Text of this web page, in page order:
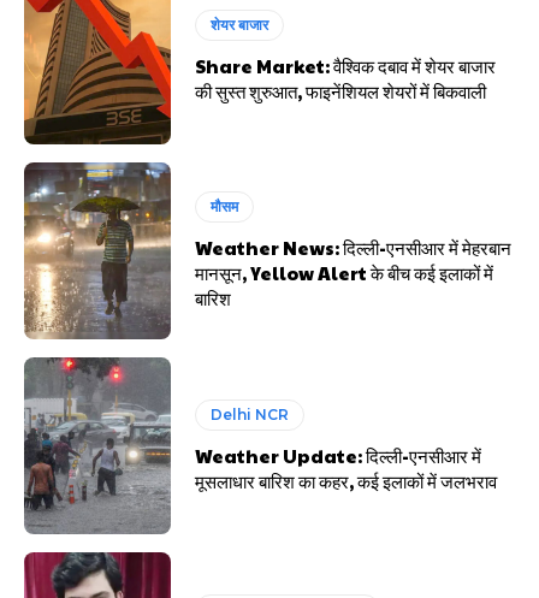
शेयर बाजार
Share Market: वैश्विक दबाव में शेयर बाजार
की सुस्त शुरुआत, फाइनेंशियल शेयरों में बिकवाली
मौसम
Weather News: दिल्ली-एनसीआर में मेहरबान
मानसून, Yellow Alert के बीच कई इलाकों में
बारिश
Delhi NCR
Weather Update: दिल्ली-एनसीआर में
मूसलाधार बारिश का कहर, कई इलाकों में जलभराव